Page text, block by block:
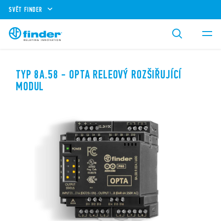
SVĚT FINDER
TYP 8A.58 - OPTA RELEOVÝ ROZŠIŘUJÍCÍ
MODUL